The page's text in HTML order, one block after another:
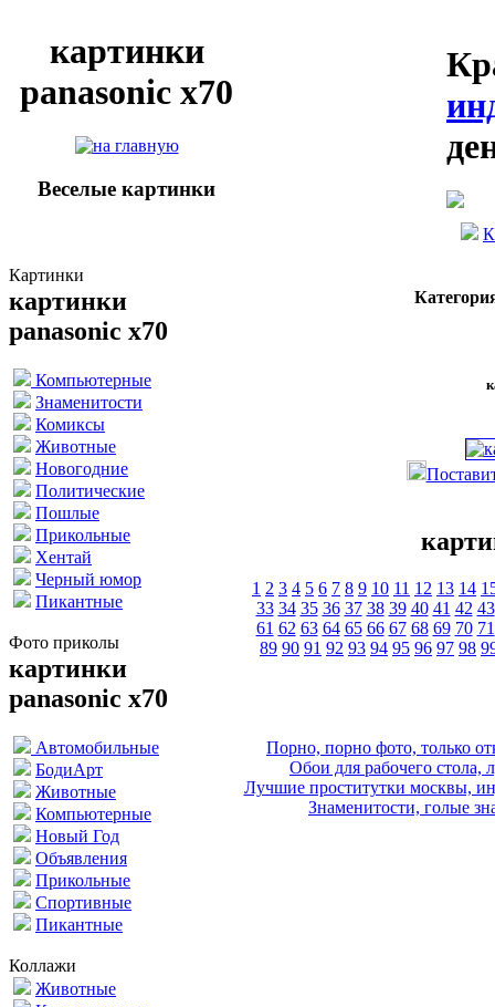
картинки
panasonic x70
Веселые картинки
Картинки
картинки
panasonic x70
Компьютерные
Знаменитости
Комиксы
Животные
Новогодние
Политические
Пошлые
Прикольные
Хентай
Черный юмор
Пикантные
Фото приколы
картинки
panasonic x70
Автомобильные
БодиАрт
Животные
Компьютерные
Новый Год
Объявления
Прикольные
Спортивные
Пикантные
Коллажи
Животные
1 2 3 4 5 6 7 8 9 10 11 12 13 14
33 34 35 36 37 38 39 40 41 42 43
61 62 63 64 65 66 67 68 69 70 71
89 90 91 92 93 94 95 96 97 98
Порно, порно фото, только
Обои для рабочего стола,
Лучшие проститутки москвы,
Знаменитости, голые